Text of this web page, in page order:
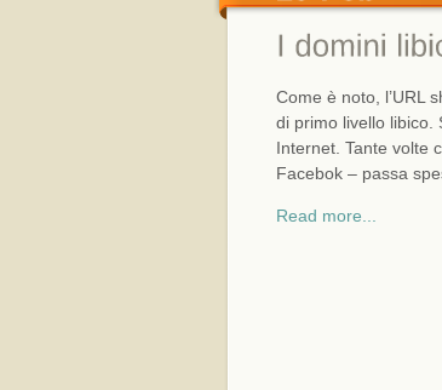
Come è noto, l’URL
di primo livello libico.
Internet. Tante volte
Facebok – passa
Read more...